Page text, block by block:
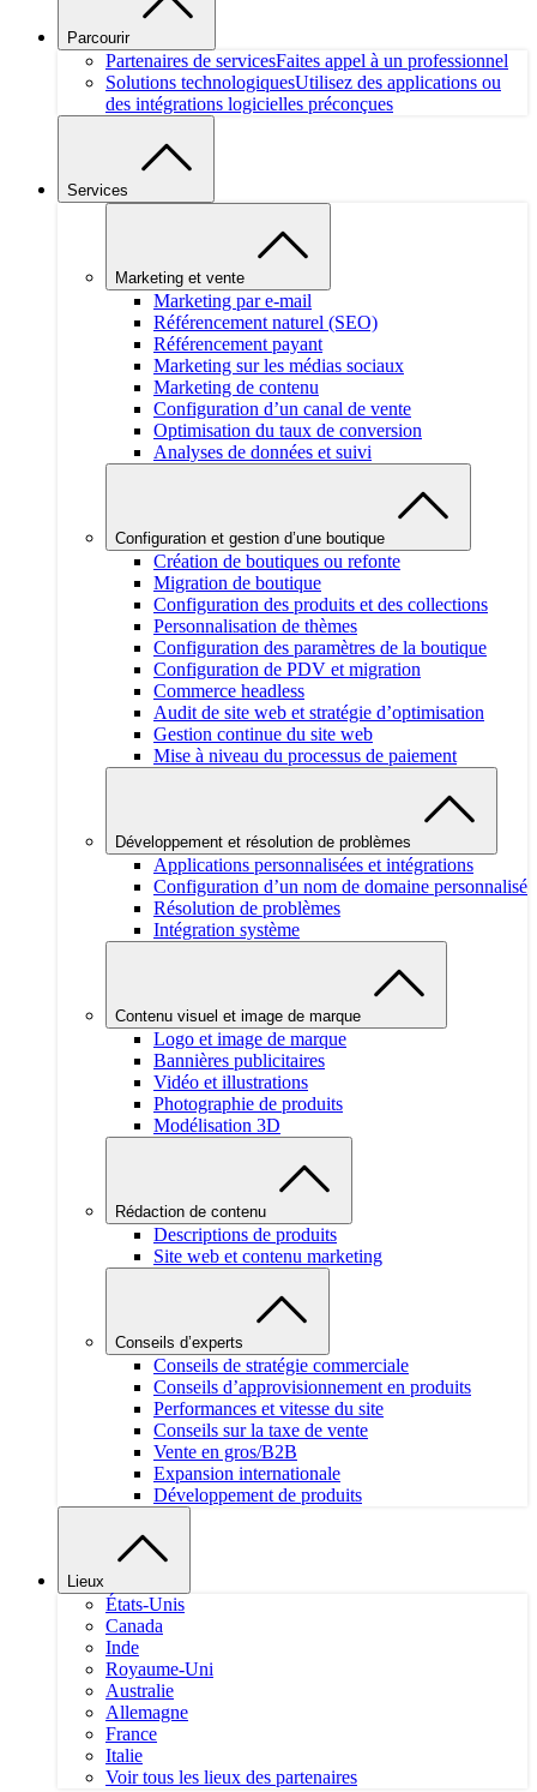
Parcourir
Partenaires de servicesFaites appel à un professionnel
Solutions technologiquesUtilisez des applications ou
des intégrations logicielles préconçues
Services
Marketing et vente
Marketing par e-mail
Référencement naturel (SEO)
Référencement payant
Marketing sur les médias sociaux
Marketing de contenu
Configuration d’un canal de vente
Optimisation du taux de conversion
Analyses de données et suivi
Configuration et gestion d’une boutique
Création de boutiques ou refonte
Migration de boutique
Configuration des produits et des collections
Personnalisation de thèmes
Configuration des paramètres de la boutique
Configuration de PDV et migration
Commerce headless
Audit de site web et stratégie d’optimisation
Gestion continue du site web
Mise à niveau du processus de paiement
Développement et résolution de problèmes
Applications personnalisées et intégrations
Configuration d’un nom de domaine personnalisé
Résolution de problèmes
Intégration système
Contenu visuel et image de marque
Logo et image de marque
Bannières publicitaires
Vidéo et illustrations
Photographie de produits
Modélisation 3D
Rédaction de contenu
Descriptions de produits
Site web et contenu marketing
Conseils d’experts
Conseils de stratégie commerciale
Conseils d’approvisionnement en produits
Performances et vitesse du site
Conseils sur la taxe de vente
Vente en gros/B2B
Expansion internationale
Développement de produits
Lieux
États-Unis
Canada
Inde
Royaume-Uni
Australie
Allemagne
France
Italie
Voir tous les lieux des partenaires